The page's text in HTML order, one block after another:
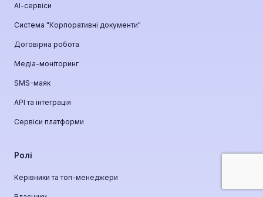
АІ-сервіси
Система "Корпоративні документи"
Договірна робота
Медіа-моніторинг
SMS-маяк
API та інтеграція
Сервіси платформи
Ролі
Керівники та топ-менеджери